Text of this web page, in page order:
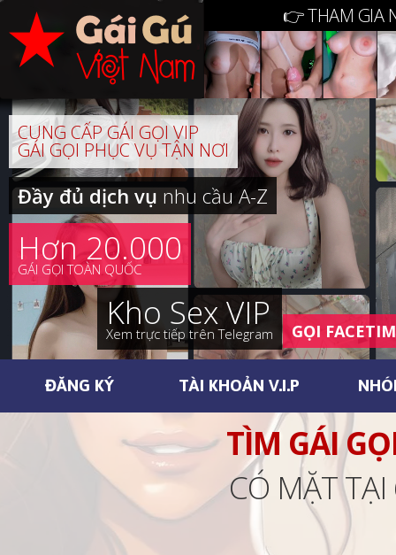
👉 THAM GIA
CUNG CẤP GÁI GỌI VIP
GÁI GỌI PHỤC VỤ TẬN NƠI
Đầy đủ dịch vụnhu cầu A-Z
Hơn 20.000
GÁI GỌI TOÀN QUỐC
Kho Sex VIP
Xem trực tiếp trên Telegram GỌI
ĐĂNG KÝ TÀI KHOẢN V.I.P
TÌM GÁI
CÓ MẶT